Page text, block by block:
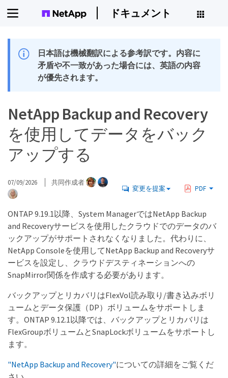
ドキュメント
日本語は機械翻訳による参考訳です。内容に
矛盾や不一致があった場合には、英語の内容
が優先されます。
NetApp Backup and Recovery
を使用してデータをバック
アップする
07/09/2026 共同作成者
変更を提案 PDF
ONTAP 9.19.1以降、System ManagerではNetApp Backup
and Recoveryサービスを使用したクラウドでのデータのバ
ックアップがサポートされなくなりました。代わりに、
NetApp Consoleを使用してNetApp Backup and Recoveryサ
ービスを設定し、クラウドデスティネーションへの
SnapMirror関係を作成する必要があります。
バックアップとリカバリはFlexVol読み取り/書き込みボリ
ュームとデータ保護（DP）ボリュームをサポートしま
す。ONTAP 9.12.1以降では、バックアップとリカバリは
FlexGroupボリュームとSnapLockボリュームをサポートし
ます。
"NetApp Backup and Recovery"についての詳細をご覧くだ